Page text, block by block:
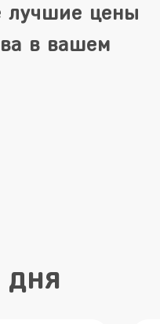
лучшие цены
в вашем
дня